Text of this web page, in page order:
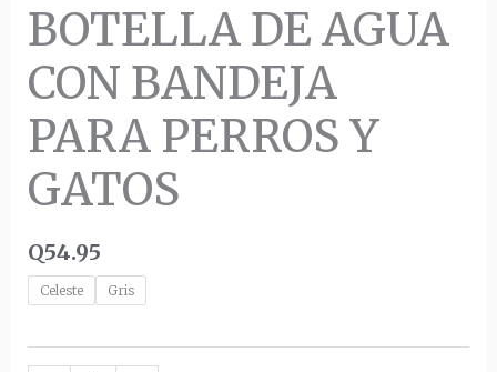
BOTELLA DE AGUA
CON BANDEJA
PARA PERROS Y
GATOS
Q54.95
Celeste Gris